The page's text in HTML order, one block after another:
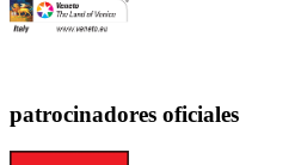
patrocinadores oficiales